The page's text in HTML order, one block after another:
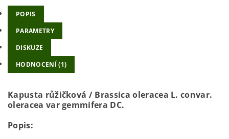
POPIS
PARAMETRY
DISKUZE
HODNOCENÍ (1)
Kapusta růžičková / Brassica oleracea L. convar.
oleracea var gemmifera DC.
Popis: